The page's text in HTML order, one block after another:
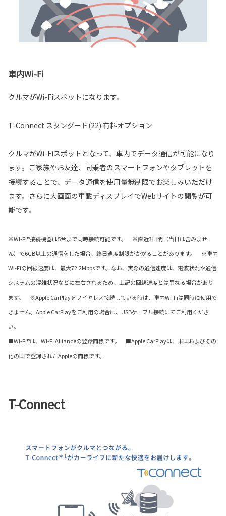
車内Wi-Fi
クルマがWi-Fiスポットになります。
T-Connect スタンダード(22) 有料オプション
クルマがWi-Fiスポットとなって、車内でデータ通信が可能になり
ます。ご家族やお友達、同乗者のスマートフォンやタブレットを
接続することで、データ通信を使用量無制限でお楽しみいただけ
ます。さらに大画面の車載ディスプレイでWebサイトの閲覧が可
能です。
※Wi-Fi®接続機器は5台まで同時接続可能です。 ※直近3日間（当日は含みませ
ん）で6GB以上の通信をした場合、終日速度制限がかかることがあります。 ※車内
Wi-Fiの回線速度は、最大72.2Mbpsです。なお、実際の通信速度は、電波状況や通信
システムの混雑状況などに左右されるため、上記の回線速度とは異なる場合があり
ます。 ※Apple CarPlayをワイヤレス接続している時は、車内Wi-Fiは同時に使用で
きません。Apple CarPlayをご利用の場合は、USBケーブル接続にてご利用くださ
い。
■Wi-Fi®は、Wi-Fi Allianceの登録商標です。 ■Apple CarPlayは、米国およびその
他の国で登録されたAppleの商標です。
T-Connect